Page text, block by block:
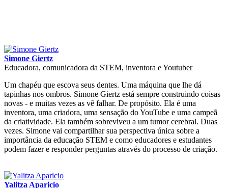
Simone Giertz
Educadora, comunicadora da STEM, inventora e Youtuber
Um chapéu que escova seus dentes. Uma máquina que lhe dá
tapinhas nos ombros. Simone Giertz está sempre construindo coisas
novas - e muitas vezes as vê falhar. De propósito. Ela é uma
inventora, uma criadora, uma sensação do YouTube e uma campeã
da criatividade. Ela também sobreviveu a um tumor cerebral. Duas
vezes. Simone vai compartilhar sua perspectiva única sobre a
importância da educação STEM e como educadores e estudantes
podem fazer e responder perguntas através do processo de criação.
Yalitza Aparicio